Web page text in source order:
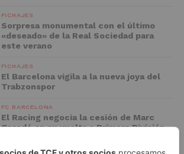
FICHAJES
Sorpresa monumental con el último
«deseado» de la Real Sociedad para
este verano
FICHAJES
El Barcelona vigila a la nueva joya del
Trabzonspor
FC BARCELONA
El Racing negocia la cesión de Marc
Casadó en su vuelta a Primera División
ADVERTISEMENT